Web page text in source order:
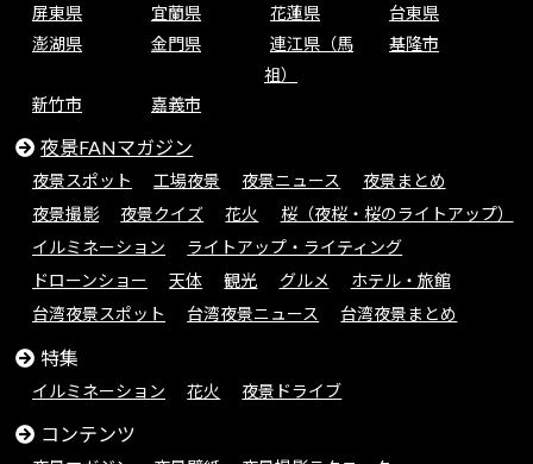
屏東県
宜蘭県 花蓮県
台東県
澎湖県
金門県
連江県（馬
祖）
基隆市
新竹市 嘉義市
夜景FANマガジン
夜景スポット 工場夜景 夜景ニュース
夜景まとめ
夜景撮影
夜景クイズ 花火
桜（夜桜・桜のライトアップ）
イルミネーション
ライトアップ・ライティング
ドローンショー
天体 観光 グルメ
ホテル・旅館
台湾夜景スポット
台湾夜景ニュース 台湾夜景まとめ
特集
イルミネーション 花火 夜景ドライブ
コンテンツ